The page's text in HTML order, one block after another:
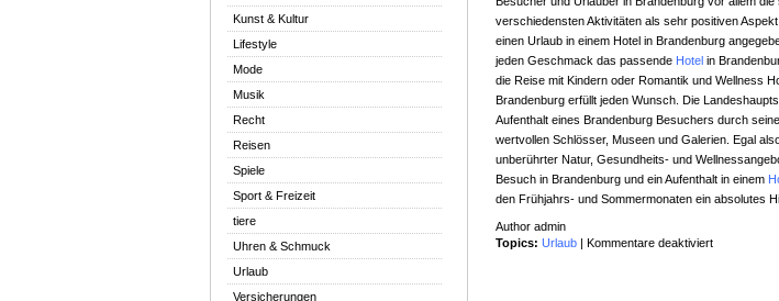
Kunst & Kultur
Lifestyle
Mode
Musik
Recht
Reisen
Spiele
Sport & Freizeit
tiere
Uhren & Schmuck
Urlaub
Versicherungen
verschiedensten Aktivitäten als sehr positiven
einen Urlaub in einem Hotel in Brandenburg
jeden Geschmack das passende Hotel in
die Reise mit Kindern oder Romantik und Wellness
Brandenburg erfüllt jeden Wunsch. Die
Aufenthalt eines Brandenburg Besuchers durch
wertvollen Schlösser, Museen und Galerien. Egal
unberührter Natur, Gesundheits- und
Besuch in Brandenburg und ein Aufenthalt in einem
den Frühjahrs- und Sommermonaten ein absolutes
Author admin
Topics: Urlaub | Kommentare deaktiviertfür